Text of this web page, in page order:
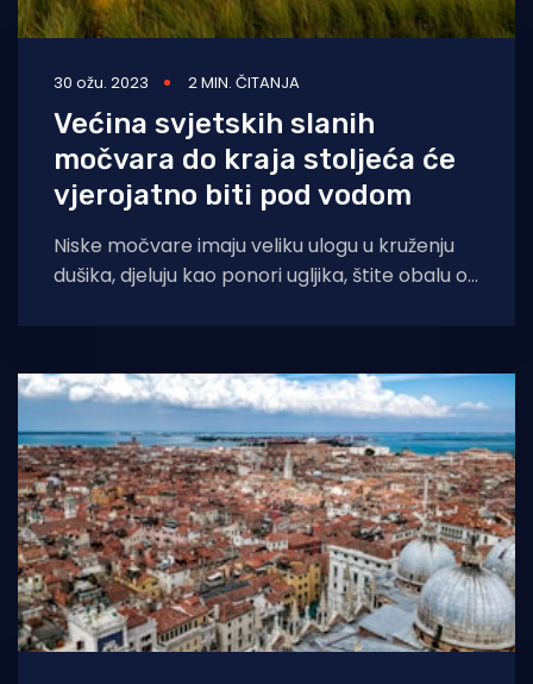
30 ožu. 2023 2 MIN. ČITANJA
Većina svjetskih slanih
močvara do kraja stoljeća će
vjerojatno biti pod vodom
Niske močvare imaju veliku ulogu u kruženju
dušika, djeluju kao ponori ugljika, štite obalu od